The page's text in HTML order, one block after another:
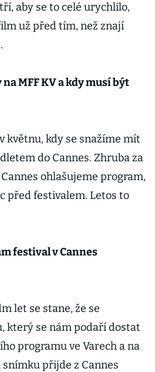
aby se to celé urychlilo,
už před tím, než znají
MFF KV a kdy musí být
květnu, kdy se snažíme mít
do Cannes. Zhruba za
ohlašujeme program,
před festivalem. Letos to
festival v Cannes
let se stane, že se
který se nám podaří dostat
programu ve Varech a na
přijde z Cannes